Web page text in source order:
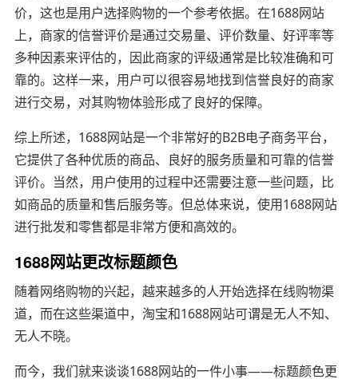
价，这也是用户选择购物的一个参考依据。在1688网站
上，商家的信誉评价是通过交易量、评价数量、好评率等
多种因素来评估的，因此商家的评级通常是比较准确和可
靠的。这样一来，用户可以很容易地找到信誉良好的商家
进行交易，对其购物体验形成了良好的保障。
综上所述，1688网站是一个非常好的B2B电子商务平台，
它提供了各种优质的商品、良好的服务质量和可靠的信誉
评价。当然，用户使用的过程中还需要注意一些问题，比
如商品的质量和售后服务等。但总体来说，使用1688网站
进行批发和零售都是非常方便和高效的。
1688网站更改标题颜色
随着网络购物的兴起，越来越多的人开始选择在线购物渠
道，而在这些渠道中，淘宝和1688网站可谓是无人不知、
无人不晓。
而今，我们就来谈谈1688网站的一件小事——标题颜色更